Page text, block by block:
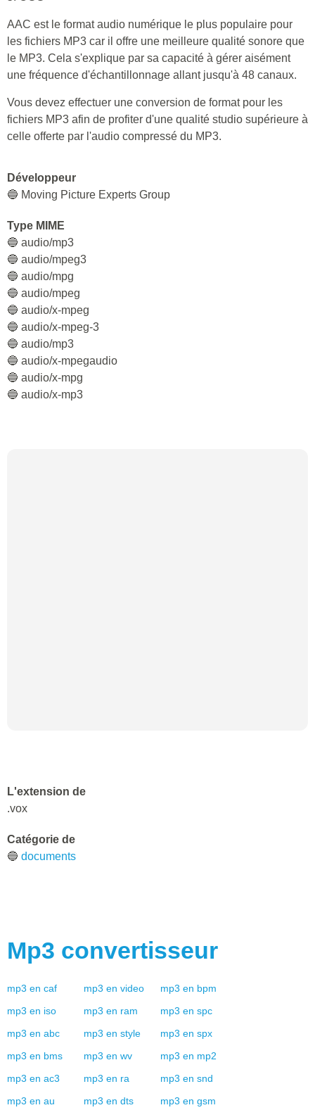
AAC est le format audio numérique le plus populaire pour
les fichiers MP3 car il offre une meilleure qualité sonore que
le MP3. Cela s'explique par sa capacité à gérer aisément
une fréquence d'échantillonnage allant jusqu'à 48 canaux.
Vous devez effectuer une conversion de format pour les
fichiers MP3 afin de profiter d'une qualité studio supérieure à
celle offerte par l'audio compressé du MP3.
Développeur
🔵 Moving Picture Experts Group
Type MIME
🔵 audio/mp3
🔵 audio/mpeg3
🔵 audio/mpg
🔵 audio/mpeg
🔵 audio/x-mpeg
🔵 audio/x-mpeg-3
🔵 audio/mp3
🔵 audio/x-mpegaudio
🔵 audio/x-mpg
🔵 audio/x-mp3
L'extension de
.vox
Catégorie de
🔵 documents
Mp3 convertisseur
mp3 en caf mp3 en video mp3 en bpm
mp3 en iso mp3 en ram mp3 en spc
mp3 en abc mp3 en style mp3 en spx
mp3 en bms mp3 en wv mp3 en mp2
mp3 en ac3 mp3 en ra mp3 en snd
mp3 en au mp3 en dts mp3 en gsm